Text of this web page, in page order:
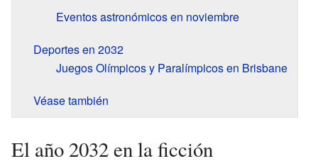
Eventos astronómicos en noviembre
Deportes en 2032
Juegos Olímpicos y Paralímpicos en Brisbane
Véase también
El año 2032 en la ficción